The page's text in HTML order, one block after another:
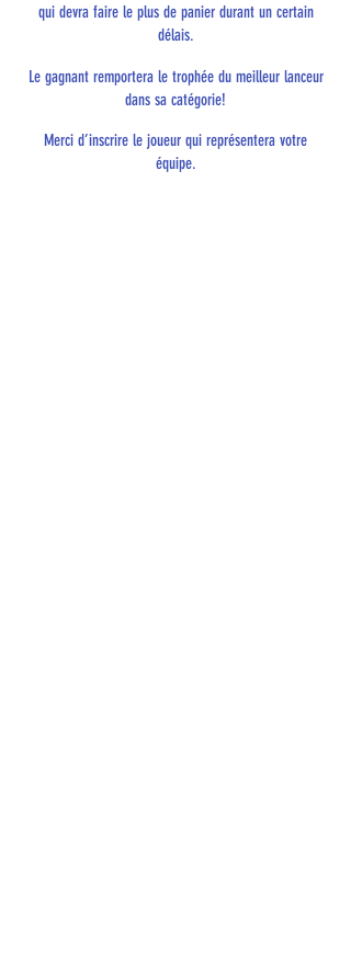
qui devra faire le plus de panier durant un certain
délais.
Le gagnant remportera le trophée du meilleur lanceur
dans sa catégorie!
Merci d’inscrire le joueur qui représentera votre
équipe.